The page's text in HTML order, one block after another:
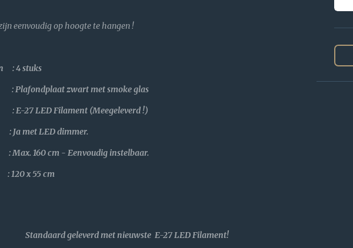
eenvoudig op hoogte te hangen !
: 4 stuks
Plafondplaat zwart met smoke glas
27 LED Filament (Meegeleverd !)
met LED dimmer.
160 cm - Eenvoudig instelbaar.
x 55 cm
Standaard geleverd met nieuwste E-27 LED Filament!